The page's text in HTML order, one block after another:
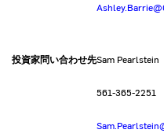
投資家問い合わせ先Sam Pearlstein
561-365-2251